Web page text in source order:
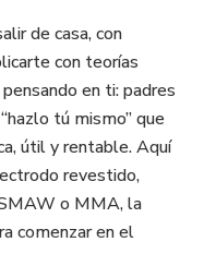
de casa, con
con teorías
en ti: padres
tú mismo” que
útil y rentable. Aquí
revestido,
o MMA, la
comenzar en el